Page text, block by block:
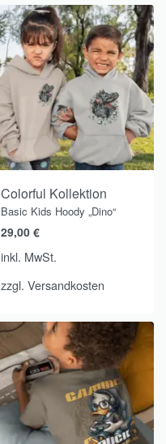
Colorful Kollektion
Basic Kids Hoody „Dino“
29,00 €
inkl. MwSt.
zzgl. Versandkosten